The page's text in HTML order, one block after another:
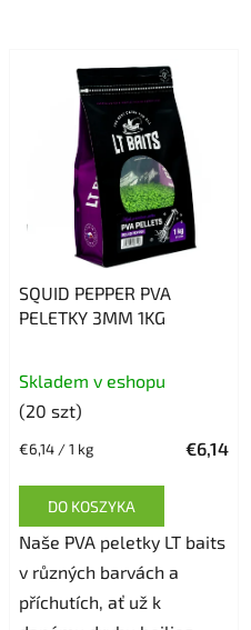
SQUID PEPPER PVA
PELETKY 3MM 1KG
Skladem v eshopu
(20 szt)
€6,14
Cena
€6,14 / 1 kg
DO KOSZYKA
Naše PVA peletky LT baits
v různých barvách a
příchutích, ať už k